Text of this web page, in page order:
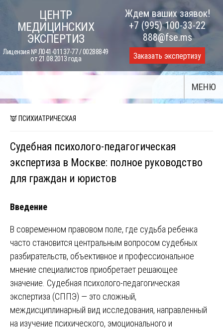
content
ЦЕНТР
МЕДИЦИНСКИХ
ЭКСПЕРТИЗ
Лицензия № Л041-01137-77 / 00288849
от 21.08.2013 года
Ждем ваших заявок!
+7 (995) 100-33-22
888@fse.ms
Заказать экспертизу
МЕНЮ
👿 ПСИХИАТРИЧЕСКАЯ
Судебная психолого-педагогическая
экспертиза в Москве: полное руководство
для граждан и юристов
Введение
В современном правовом поле, где судьба ребенка
часто становится центральным вопросом судебных
разбирательств, объективное и профессиональное
мнение специалистов приобретает решающее
значение. Судебная психолого-педагогическая
экспертиза (СППЭ) — это сложный,
междисциплинарный вид исследования, направленный
на изучение психического, эмоционального и